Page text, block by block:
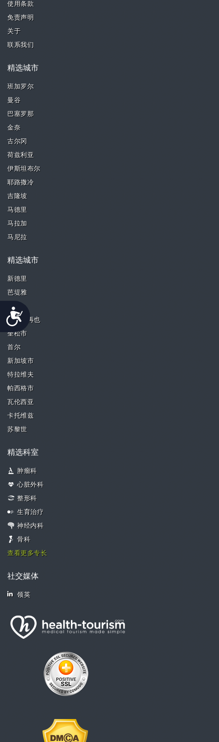
Accessibility
使用条款
免责声明
关于
联系我们
精选城市
班加罗尔
曼谷
巴塞罗那
金奈
古尔冈
荷兹利亚
伊斯坦布尔
耶路撒冷
吉隆坡
马德里
马拉加
马尼拉
精选城市
新德里
芭堤雅
槟城
八打灵再也
奎松市
首尔
新加坡市
特拉维夫
帕西格市
瓦伦西亚
卡托维兹
苏黎世
精选科室
肿瘤科
心脏外科
整形科
生育治疗
神经内科
骨科
查看更多专长
社交媒体
领英